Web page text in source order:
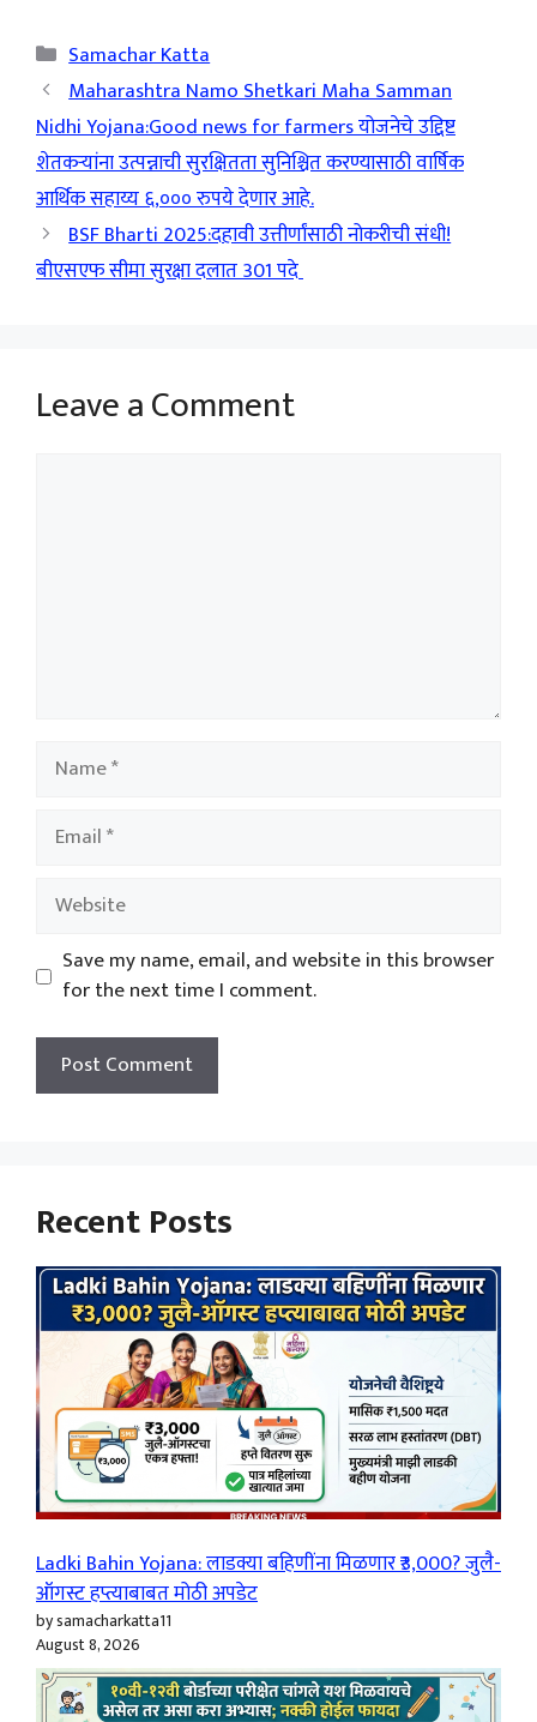
Categories
Samachar Katta
Maharashtra Namo Shetkari Maha Samman
Nidhi Yojana:Good news for farmers योजनेचे उद्दिष्ट
शेतकऱ्यांना उत्पन्नाची सुरक्षितता सुनिश्चित करण्यासाठी वार्षिक
आर्थिक सहाय्य ६,००० रुपये देणार आहे.
BSF Bharti 2025:दहावी उत्तीर्णांसाठी नोकरीची संधी!
बीएसएफ सीमा सुरक्षा दलात 301 पदे
Leave a Comment
Name
Email
Website
Save my name, email, and website in this browser
for the next time I comment.
Recent Posts
Ladki Bahin Yojana: लाडक्या बहिणींना मिळणार ₹3,000? जुलै-
ऑगस्ट हप्त्याबाबत मोठी अपडेट
by samacharkatta11
August 8, 2026